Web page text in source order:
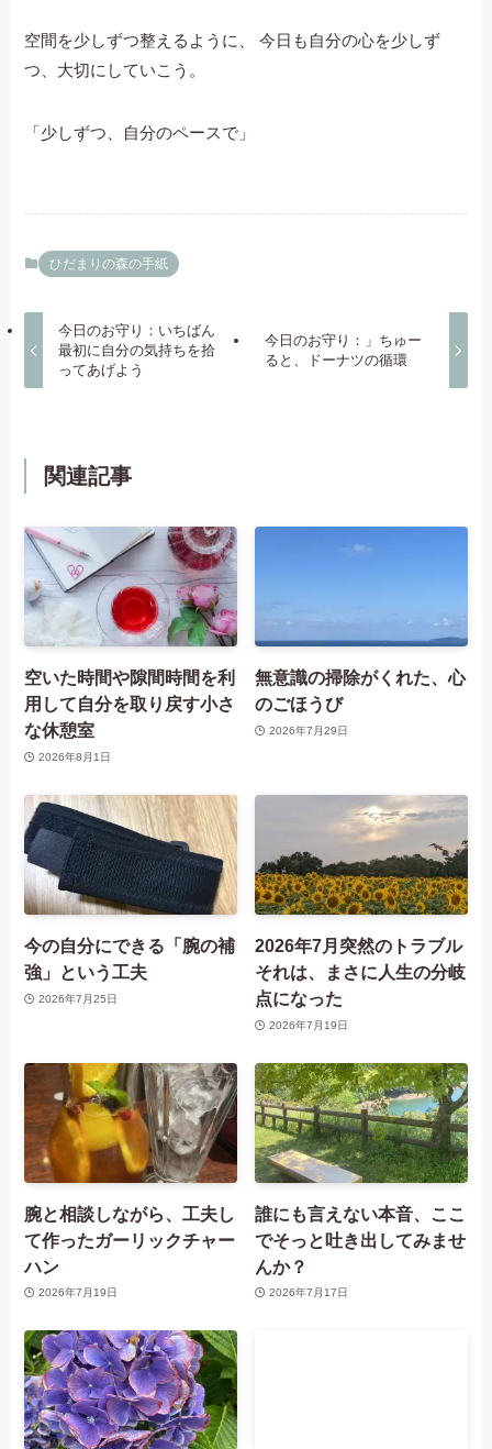
空間を少しずつ整えるように、 今日も自分の心を少しず
つ、大切にしていこう。
「少しずつ、自分のペースで」
ひだまりの森の手紙
今日のお守り：いちばん
最初に自分の気持ちを拾
ってあげよう
今日のお守り：」ちゅー
ると、ドーナツの循環
関連記事
空いた時間や隙間時間を利
用して自分を取り戻す小さ
な休憩室
2026年8月1日
無意識の掃除がくれた、心
のごほうび
2026年7月29日
今の自分にできる「腕の補
強」という工夫
2026年7月25日
2026年7月突然のトラブル
それは、まさに人生の分岐
点になった
2026年7月19日
腕と相談しながら、工夫し
て作ったガーリックチャー
ハン
2026年7月19日
誰にも言えない本音、ここ
でそっと吐き出してみませ
んか？
2026年7月17日